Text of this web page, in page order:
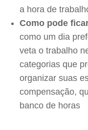
a hora de
Como pode
como um dia
veta o trabalho
categorias que
organizar suas
compensação,
banco de horas